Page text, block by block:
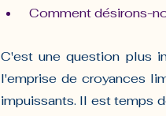
Comment désirons-
C'est une question plus
l'emprise de croyances
impuissants. Il est temps